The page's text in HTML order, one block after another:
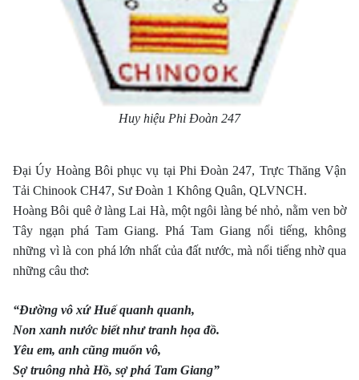
Huy hiệu Phi Ðoàn 247
Ðại Úy Hoàng Bôi phục vụ tại Phi Ðoàn 247, Trực Thăng Vận
Tải Chinook CH47, Sư Ðoàn 1 Không Quân, QLVNCH.
Hoàng Bôi​ quê ở làng Lai Hà, một ngôi làng bé nhỏ, nằm ven bờ
Tây ngạn phá Tam Giang. Phá Tam Giang nổi tiếng, không
những vì là con phá lớn nhất của đất nước, mà nổi tiếng nhờ qua
những câu thơ:
“Ðường vô xứ Huế quanh quanh,
Non xanh nước biết như tranh họa đồ.
Yêu em, anh cũng muốn vô,
Sợ truông nhà Hồ, sợ phá Tam Giang”